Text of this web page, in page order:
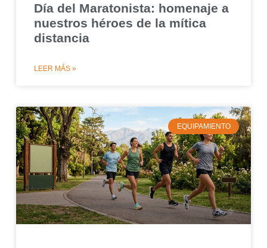
Día del Maratonista: homenaje a
nuestros héroes de la mítica
distancia
LEER MÁS »
EQUIPAMIENTO